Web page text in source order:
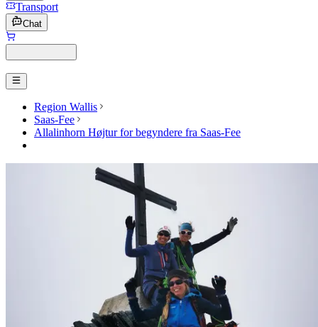
Transport
Chat
Region Wallis
Saas-Fee
Allalinhorn Højtur for begyndere fra Saas-Fee